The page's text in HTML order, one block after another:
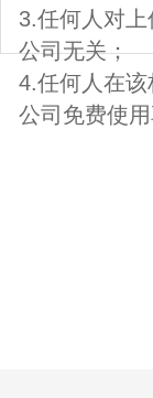
3.任何人对
公司无关；
4.任何人在
公司免费使